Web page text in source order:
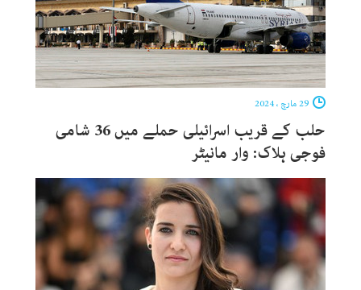
حلب کے قریب اسرائیلی حملے میں 36 شامی
فوجی ہلاک: وار مانیٹر